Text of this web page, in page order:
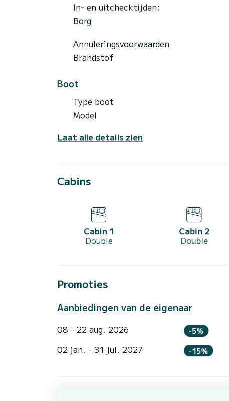
In- en uitchecktijden:
Borg
Annuleringsvoorwaarden
Brandstof
Boot
Type boot
Model
Laat alle details zien
Cabins
Cabin 1
Double
Cabin 2
Double
Promoties
Aanbiedingen van de eigenaar
08 - 22 aug. 2026 -5%
02 jan. - 31 jul. 2027 -15%